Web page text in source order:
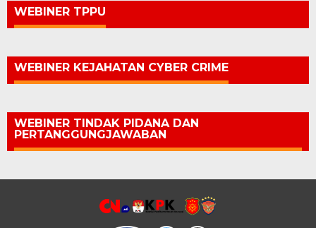
WEBINER TPPU
WEBINER KEJAHATAN CYBER CRIME
WEBINER TINDAK PIDANA DAN
PERTANGGUNGJAWABAN